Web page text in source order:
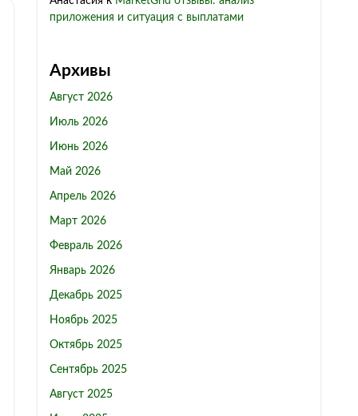
приложения и ситуация с выплатами
Архивы
Август 2026
Июль 2026
Июнь 2026
Май 2026
Апрель 2026
Март 2026
Февраль 2026
Январь 2026
Декабрь 2025
Ноябрь 2025
Октябрь 2025
Сентябрь 2025
Август 2025